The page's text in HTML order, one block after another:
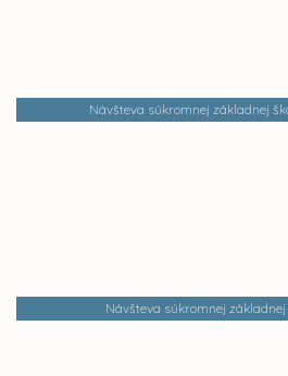
Návšteva súkromnej základnej
Návšteva súkromnej